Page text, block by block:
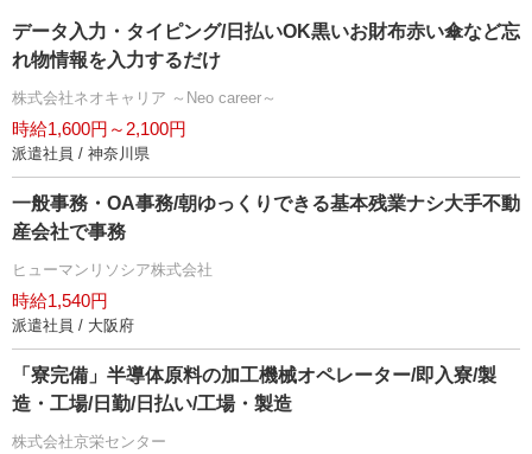
データ入力・タイピング/日払いOK黒いお財布赤い傘など忘
れ物情報を入力するだけ
株式会社ネオキャリア ～Neo career～
時給1,600円～2,100円
派遣社員 / 神奈川県
一般事務・OA事務/朝ゆっくりできる基本残業ナシ大手不動
産会社で事務
ヒューマンリソシア株式会社
時給1,540円
派遣社員 / 大阪府
「寮完備」半導体原料の加工機械オペレーター/即入寮/製
造・工場/日勤/日払い/工場・製造
株式会社京栄センター